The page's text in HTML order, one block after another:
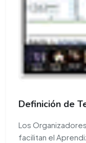
Definición de
Los
facilitan el